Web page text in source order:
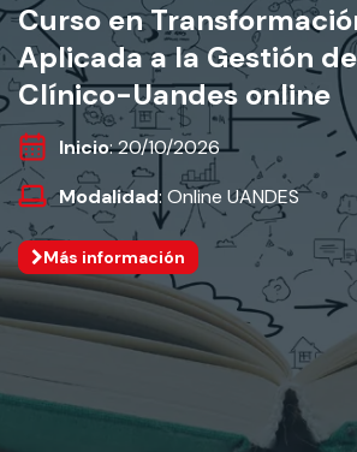
Curso en
Aplicada a la Gestión
Clínico-Uandes online
Inicio: 20/10/2026
Modalidad: Online UANDES
Más información